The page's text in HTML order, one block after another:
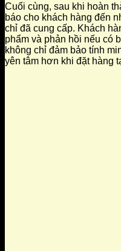
Cuối cùng, sau khi hoàn
báo cho khách hàng đến
chỉ đã cung cấp. Khách
phẩm và phản hồi nếu có
không chỉ đảm bảo tính
yên tâm hơn khi đặt hàng